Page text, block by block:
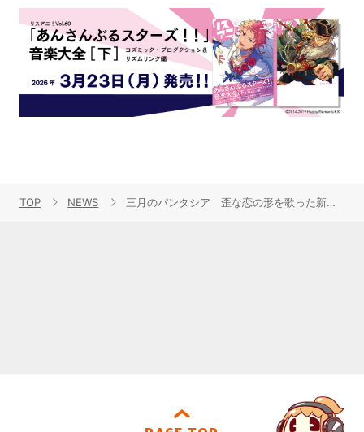
TOP NEWS 三月のパンタシア 歪な恋の形を歌った新曲「レモンの花」MV公開